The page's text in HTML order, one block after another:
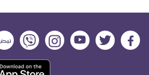
ديلي
ديلي
ديلي
ميديكال
ديلي
ميديكال
ديلي
حمل